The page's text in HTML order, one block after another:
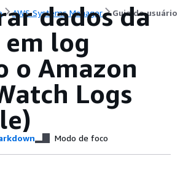
AWS Systems Manager Guia do usuário
dados da
em log
o Amazon
Logs
Modo de foco